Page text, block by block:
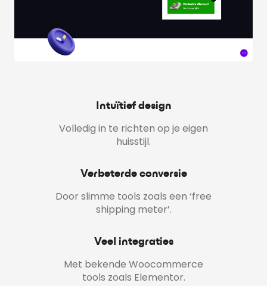
Intuïtief design
Volledig in te richten op je eigen
huisstijl.
Verbeterde conversie
Door slimme tools zoals een ‘free
shipping meter’.
Veel integraties
Met bekende Woocommerce
tools zoals Elementor.